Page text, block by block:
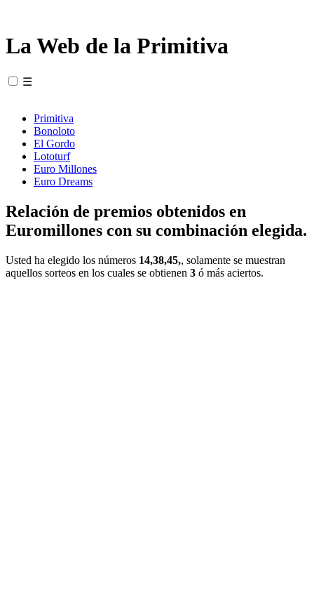
La Web de la Primitiva
☰
Primitiva
Bonoloto
El Gordo
Lototurf
Euro Millones
Euro Dreams
Relación de premios obtenidos en
Euromillones con su combinación elegida.
Usted ha elegido los números 14,38,45,, solamente se muestran
aquellos sorteos en los cuales se obtienen 3 ó más aciertos.